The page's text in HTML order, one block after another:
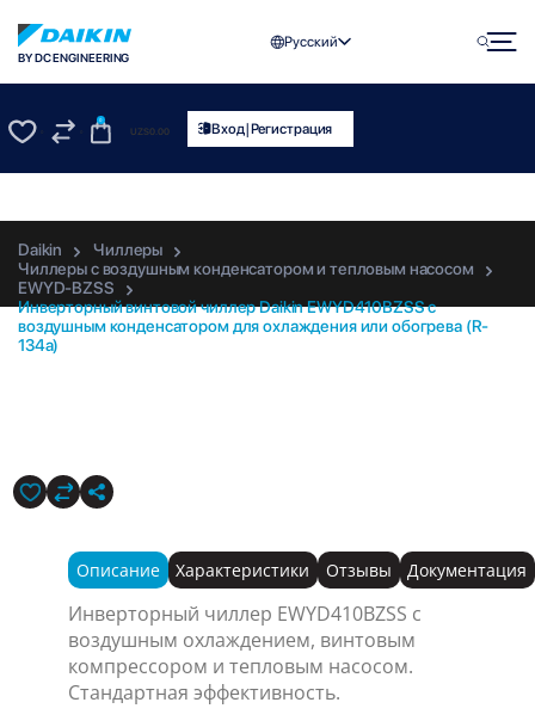
BY DC ENGINEERING
Русский
0
UZS0.00 Вход|Регистрация
Daikin
Чиллеры
Чиллеры с воздушным конденсатором и тепловым насосом
EWYD-BZSS
Инверторный винтовой чиллер Daikin EWYD410BZSS с
воздушным конденсатором для охлаждения или обогрева (R-
134a)
Описание Характеристики Отзывы Документация
Инверторный чиллер EWYD410BZSS с
воздушным охлаждением, винтовым
компрессором и тепловым насосом.
Стандартная эффективность.